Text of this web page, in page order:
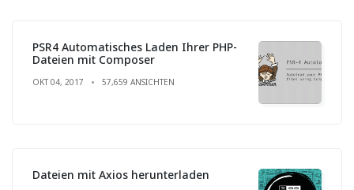
PSR4 Automatisches Laden Ihrer PHP-
Dateien mit Composer
OKT 04, 2017 57,659 ANSICHTEN
Dateien mit Axios herunterladen